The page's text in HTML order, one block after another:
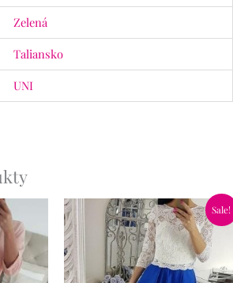
Zelená
Taliansko
UNI
Sale!
Pôvodná
cena
bola:
65.90€.
Aktuálna
cena
je:
46.90€.